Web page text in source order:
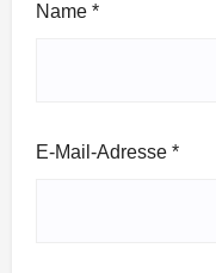
Name *
E-Mail-Adresse *